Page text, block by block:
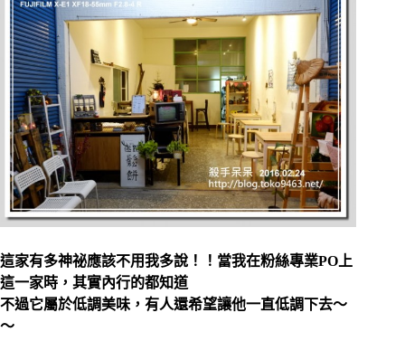
這家有多神祕應該不用我多說！！當我在粉絲專業PO上
這一家時，其實內行的都知道
不過它屬於低調美味，有人還希望讓他一直低調下去～
～